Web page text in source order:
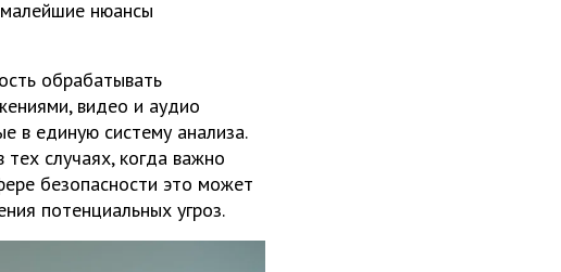
нюансы
обрабатывать
видео и аудио
в единую систему анализа.
случаях, когда важно
безопасности это может
потенциальных угроз.